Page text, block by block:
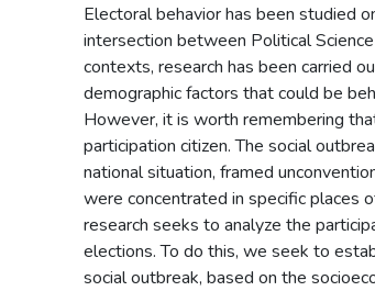
Electoral behavior has been studied
intersection between Political
contexts, research has been carried
demographic factors that could be
However, it is worth remembering
participation citizen. The social
national situation, framed
were concentrated in specific places
research seeks to analyze the
elections. To do this, we seek to
social outbreak, based on the